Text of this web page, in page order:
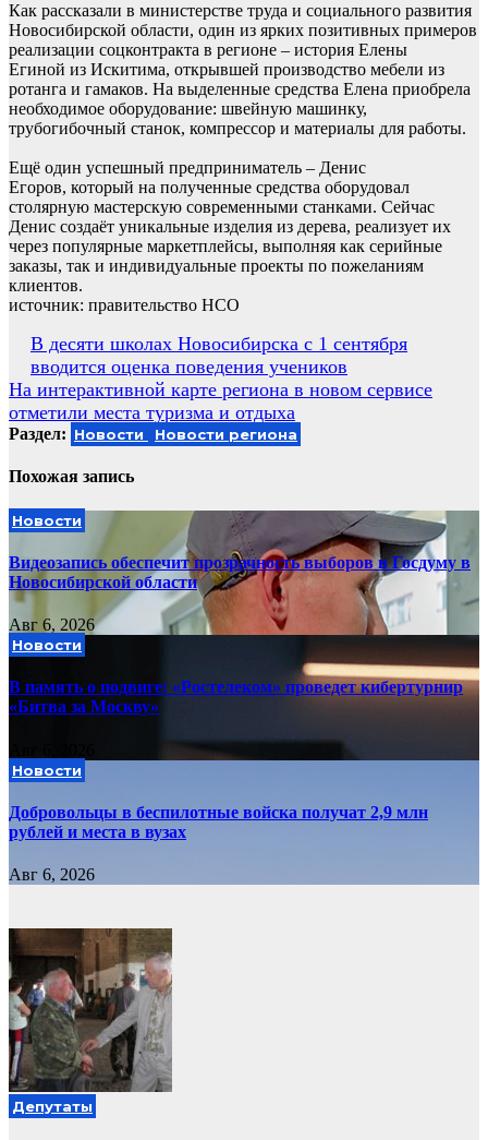
Как рассказали в министерстве труда и социального развития
Новосибирской области, один из ярких позитивных примеров
реализации соцконтракта в регионе – история Елены
Егиной из Искитима, открывшей производство мебели из
ротанга и гамаков. На выделенные средства Елена приобрела
необходимое оборудование: швейную машинку,
трубогибочный станок, компрессор и материалы для работы.
Ещё один успешный предприниматель – Денис
Егоров, который на полученные средства оборудовал
столярную мастерскую современными станками. Сейчас
Денис создаёт уникальные изделия из дерева, реализует их
через популярные маркетплейсы, выполняя как серийные
заказы, так и индивидуальные проекты по пожеланиям
клиентов.
источник: правительство НСО
Навигация
по
записям
В десяти школах Новосибирска с 1 сентября
вводится оценка поведения учеников
На интерактивной карте региона в новом сервисе
отметили места туризма и отдыха
Раздел: Новости Новости региона
Похожая запись
Новости
Видеозапись обеспечит прозрачность выборов в Госдуму в
Новосибирской области
Авг 6, 2026
Новости
В память о подвиге: «Ростелеком» проведет кибертурнир
«Битва за Москву»
Новости
Добровольцы в беспилотные войска получат 2,9 млн
рублей и места в вузах
Авг 6, 2026
Депутаты